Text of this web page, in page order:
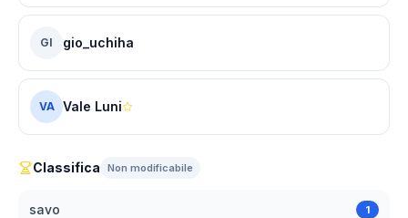
GI gio_uchiha
VA Vale Luni
Classifica Non modificabile
savo 1